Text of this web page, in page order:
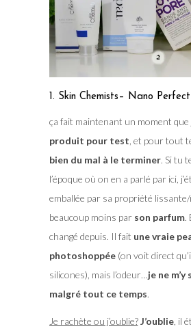
1. Skin Chemists– Nano Perfect
ça fait maintenant un moment que
produit pour test , et pour tout
bien du mal à le terminer. Si tu
l’époque où on en a parlé par ici,
emballée par sa propriété
beaucoup moins par son parfum.
changé depuis. Il fait une vraie
photoshoppée(on voit direct
silicones), mais l’odeur…je ne
malgré tout ce temps.
Je rachète ou j’oublie?J’oublie, il